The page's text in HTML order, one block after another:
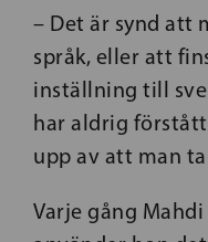
– Det är synd att
språk, eller att
inställning till
har aldrig
upp av att man
Varje gång